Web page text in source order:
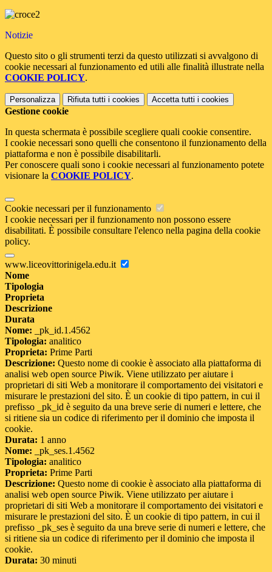
Notizie
Questo sito o gli strumenti terzi da questo utilizzati si avvalgono di
cookie necessari al funzionamento ed utili alle finalità illustrate nella
COOKIE POLICY.
Personalizza Rifiuta tutti i cookies Accetta tutti i cookies
Gestione cookie
In questa schermata è possibile scegliere quali cookie consentire.
I cookie necessari sono quelli che consentono il funzionamento della
piattaforma e non è possibile disabilitarli.
Per conoscere quali sono i cookie necessari al funzionamento potete
visionare la COOKIE POLICY.
Cookie necessari per il funzionamento
I cookie necessari per il funzionamento non possono essere
disabilitati. È possibile consultare l'elenco nella pagina della cookie
policy.
www.liceovittorinigela.edu.it
Nome
Tipologia
Proprieta
Descrizione
Durata
Nome: _pk_id.1.4562
Tipologia: analitico
Proprieta: Prime Parti
Descrizione: Questo nome di cookie è associato alla piattaforma di
analisi web open source Piwik. Viene utilizzato per aiutare i
proprietari di siti Web a monitorare il comportamento dei visitatori e
misurare le prestazioni del sito. È un cookie di tipo pattern, in cui il
prefisso _pk_id è seguito da una breve serie di numeri e lettere, che
si ritiene sia un codice di riferimento per il dominio che imposta il
cookie.
Durata: 1 anno
Nome: _pk_ses.1.4562
Tipologia: analitico
Proprieta: Prime Parti
Descrizione: Questo nome di cookie è associato alla piattaforma di
analisi web open source Piwik. Viene utilizzato per aiutare i
proprietari di siti Web a monitorare il comportamento dei visitatori e
misurare le prestazioni del sito. È un cookie di tipo pattern, in cui il
prefisso _pk_ses è seguito da una breve serie di numeri e lettere, che
si ritiene sia un codice di riferimento per il dominio che imposta il
cookie.
Durata: 30 minuti